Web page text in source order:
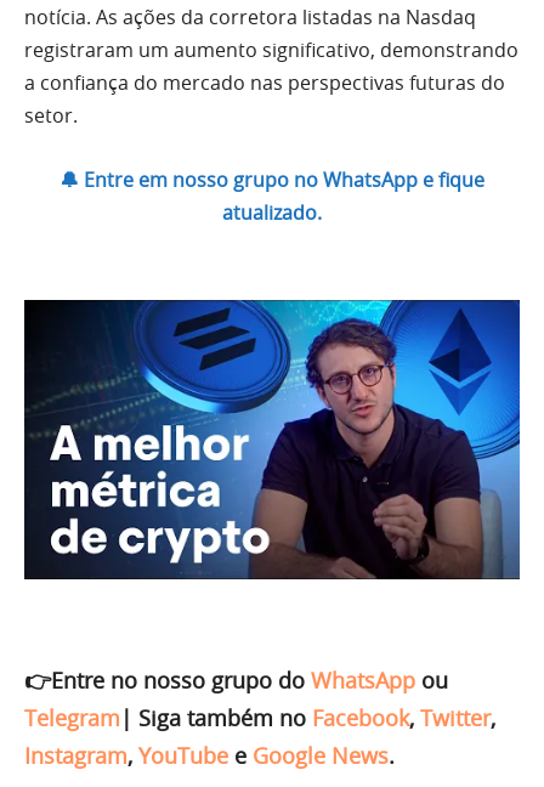
notícia. As ações da corretora listadas na Nasdaq
registraram um aumento significativo, demonstrando
a confiança do mercado nas perspectivas futuras do
setor.
🔔 Entre em nosso grupo no WhatsApp e fique
atualizado.
👉Entre no nosso grupo do WhatsApp ou
Telegram | Siga também no Facebook, Twitter,
Instagram, YouTube e Google News.